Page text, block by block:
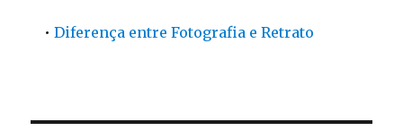
•Diferença entre Fotografia e Retrato